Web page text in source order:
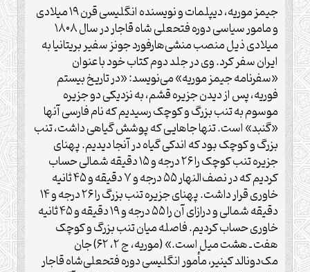
جیمز موریه، دیپلمات و نویسنده انگلیسی قرن ۱۹ میلادی
و مامور سیاسی دوره فتحعلی شاه قاجار در سال ۱۸۰۸
میلادی ذیل منصب منشی‌هارفورد جونز سفیر بریتانیا به
ایران سفر کرد. وی در جلد دوم کتاب خود با عنوان
«سفرنامه جیمز موریه» می‌نویسد: «در تاریخ بیستم
فوریه، پس از دیدن جزیره قشم، به نزدیکی دو جزیره
موسوم به تنب بزرگ و کوچک رسیدیم که نام فارسی آنها
«گنبد» است. تنها جاهایی که پوشش گیاهی داشت، تنب
بزرگ و کوچک بود که اندکی گیاه در آنجا دیدیم. پهنای
جزیره تنب کوچک را ۲۶ درجه و ۱۵ دقیقه شمالی حساب
کردیم که در نصف‌النهار ۵۵ درجه و ۷ دقیقه و ۴۵ ثانیه
خاوری قرار داشت. پهنای جزیره تنب بزرگ را ۲۶ درجه و ۱۴
دقیقه شمالی و درازای آن را ۵۵ درجه و ۱۹ دقیقه و ۴۵ ثانیه
خاوری حساب کردیم. فاصله میان تنب بزرگ و کوچک
هفت ـ هشت میل است.» (موریه، ج ۲، ۶۲) جان
مک‌دونالد کینیر، مأمور انگلیسی دوره فتحعلی‌شاه قاجار